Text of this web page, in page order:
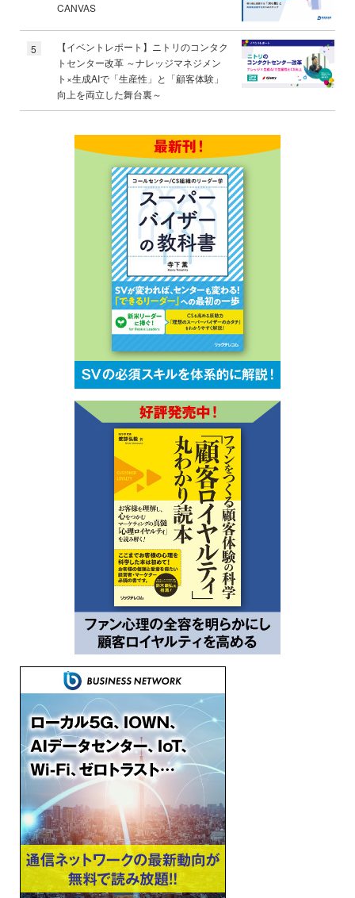
CANVAS
5
【イベントレポート】ニトリのコンタク
トセンター改革 ～ナレッジマネジメン
ト×生成AIで「生産性」と「顧客体験」
向上を両立した舞台裏～